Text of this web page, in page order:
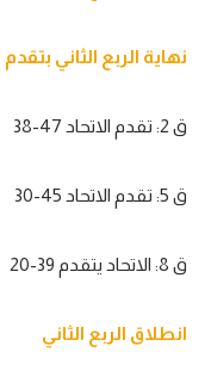
نهاية الربع الثاني بتقدم
ق 2: تقدم الاتحاد 47-38
ق 5: تقدم الاتحاد 45-30
ق 8: الاتحاد يتقدم 39-20
انطلاق الربع الثاني